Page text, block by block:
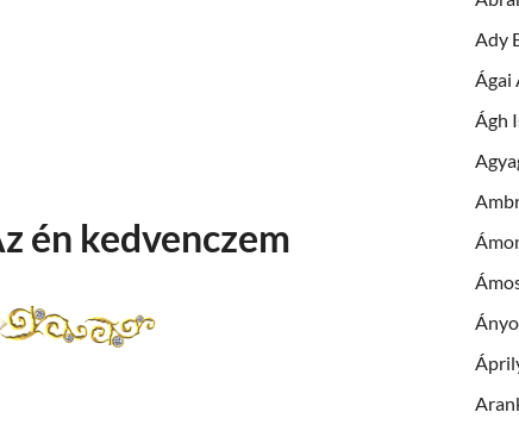
én kedvenczem
Ady
Ágai
Ágh